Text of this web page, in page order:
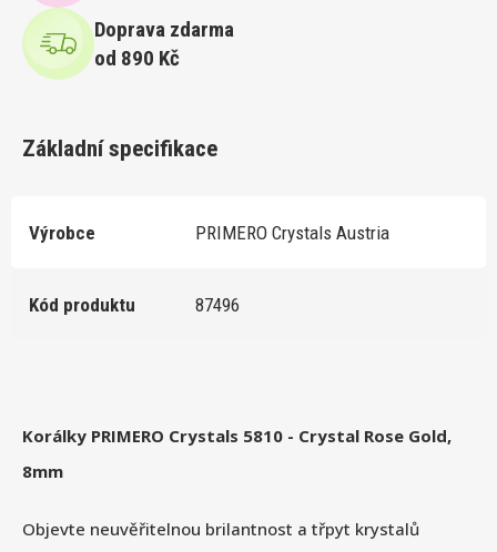
Doprava zdarma
od 890 Kč
Korálky PRIMERO Crystals 5810 - Crystal Rose Gold,
8mm
Objevte neuvěřitelnou brilantnost a třpyt krystalů
Základní specifikace
Výrobce PRIMERO Crystals Austria
Kód produktu 87496